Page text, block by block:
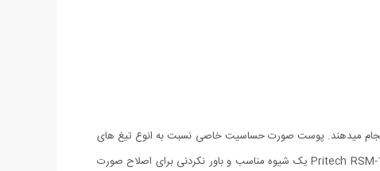
انجام میدهند. پوست صورت حساسیت خاصی نسبت به انوع تیغ های
موجود دارد بنابراین استفاده از آن ها باعث بروز مشکلاتی از قبیل سوزش,قرمز شدن,تاول زدن و انواع ورم ها میشود. ریش تراش پریتک Pritech RSM-1278 یک شیوه مناسب و باور نکردنی برای اصلاح صورت